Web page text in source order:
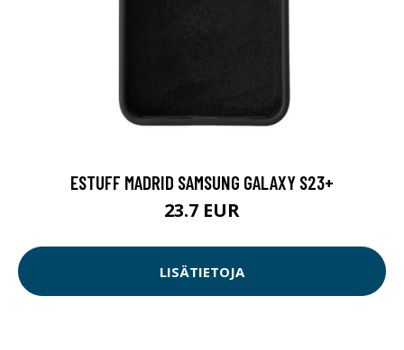
ESTUFF MADRID SAMSUNG GALAXY S23+
23.7 EUR
LISÄTIETOJA